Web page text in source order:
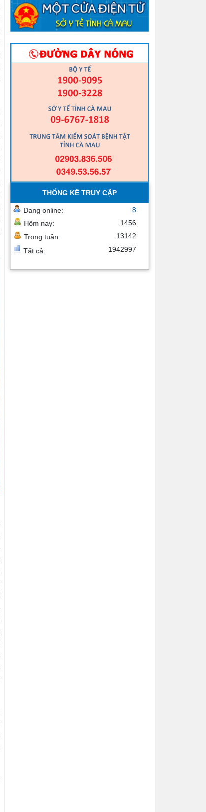
THỐNG KÊ TRUY CẬP
Đang online:
8
Hôm nay:
1456
Trong tuần:
13142
Tất cả:
1942997